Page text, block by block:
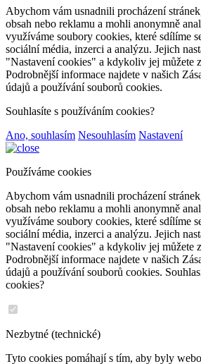
Abychom vám usnadnili procházení
obsah nebo reklamu a mohli anonymně
využíváme soubory cookies, které sdílíme
sociální média, inzerci a analýzu. Jejich
"Nastavení cookies" a kdykoliv jej můžete
Podrobnější informace najdete v našich
údajů a používání souborů cookies.
Souhlasíte s používáním cookies?
Ano, souhlasím Nesouhlasím Nastavení
Používáme cookies
Abychom vám usnadnili procházení
obsah nebo reklamu a mohli anonymně
využíváme soubory cookies, které sdílíme
sociální média, inzerci a analýzu. Jejich
"Nastavení cookies" a kdykoliv jej můžete
Podrobnější informace najdete v našich
údajů a používání souborů cookies.
cookies?
Nezbytné (technické)
Tyto cookies pomáhají s tím, aby byly